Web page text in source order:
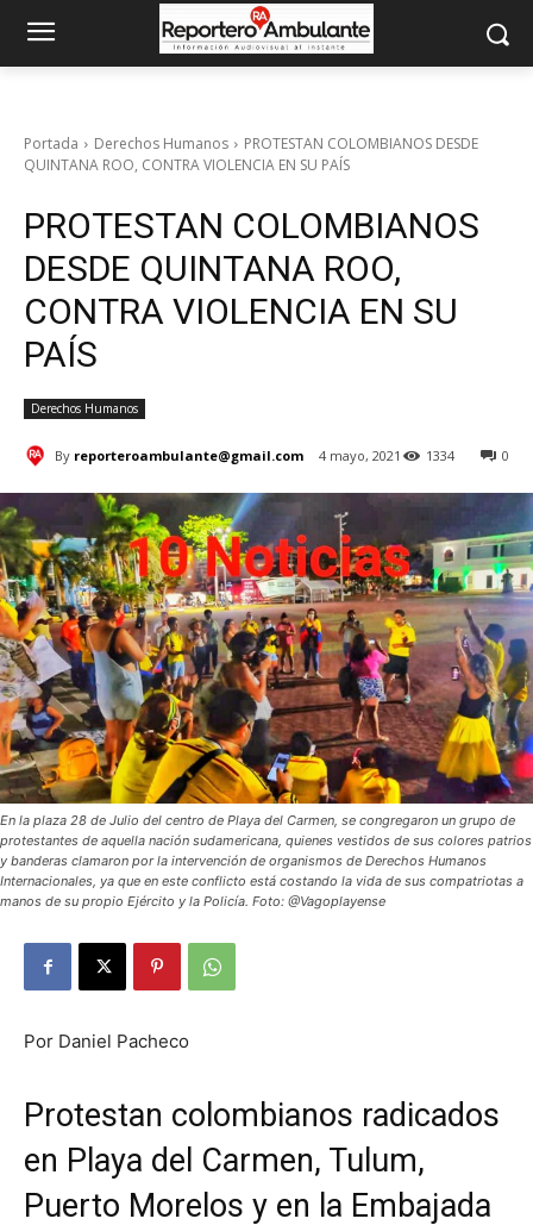
Portada Derechos Humanos
PROTESTAN COLOMBIANOS DESDE
QUINTANA ROO, CONTRA VIOLENCIA EN SU PAÍS
PROTESTAN COLOMBIANOS
DESDE QUINTANA ROO,
CONTRA VIOLENCIA EN SU
PAÍS
Derechos Humanos
By reporteroambulante@gmail.com 4 mayo, 2021 0
1334
En la plaza 28 de Julio del centro de Playa del Carmen, se congregaron un grupo de
protestantes de aquella nación sudamericana, quienes vestidos de sus colores patrios
y banderas clamaron por la intervención de organismos de Derechos Humanos
Internacionales, ya que en este conflicto está costando la vida de sus compatriotas a
manos de su propio Ejército y la Policía. Foto: @Vagoplayense
Por Daniel Pacheco
Protestan colombianos radicados
en Playa del Carmen, Tulum,
Puerto Morelos y en la Embajada